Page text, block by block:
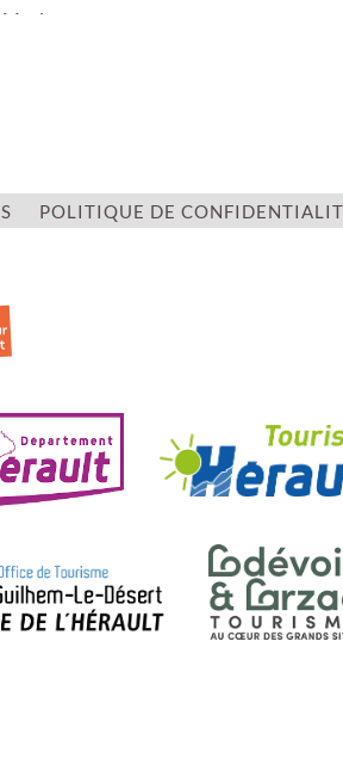
Musique
POLITIQUE DE